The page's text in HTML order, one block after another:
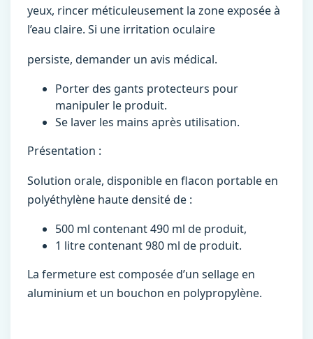
yeux, rincer méticuleusement la zone exposée à
l’eau claire. Si une irritation oculaire
persiste, demander un avis médical.
Porter des gants protecteurs pour
manipuler le produit.
Se laver les mains après utilisation.
Présentation :
Solution orale, disponible en flacon portable en
polyéthylène haute densité de :
500 ml contenant 490 ml de produit,
1 litre contenant 980 ml de produit.
La fermeture est composée d’un sellage en
aluminium et un bouchon en polypropylène.